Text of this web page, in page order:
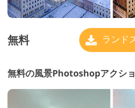
無料 ランド
無料の風景Photoshopアクシ